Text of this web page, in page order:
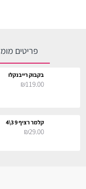
פריטים
בקבוק רייבנקלו
₪119.00
קלמר רציף 9 3\4
₪29.00